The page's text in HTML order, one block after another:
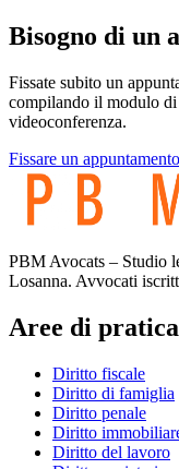
Bisogno di un
Fissate subito un
compilando il modulo
videoconferenza.
Fissare un appuntamento
PBM Avocats – Studio
Losanna. Avvocati
Aree di pratica
Diritto fiscale
Diritto di famiglia
Diritto penale
Diritto
Diritto del lavoro